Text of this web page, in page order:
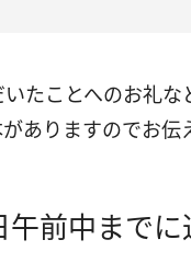
たことへのお礼
ありますのでお伝
午前中までに